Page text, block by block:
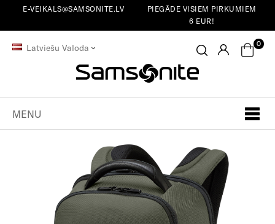
E-VEIKALS@SAMSONITE.LV
PIEGĀDE VISIEM PIRKUMIEM
6 EUR!
Latviešu Valoda 0
MENU